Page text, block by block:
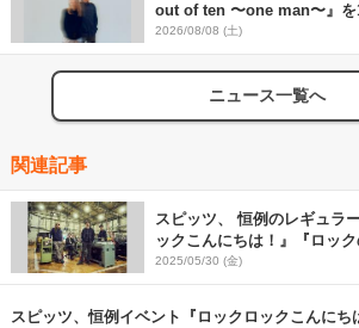
out of ten 〜one man〜』を
2026/08/08 (土)
ニュース一覧へ
関連記事
スピッツ、 恒例のレギュラ
ックこんにちは！』『ロッ
セット』9月に開催決定
2025/05/30 (金)
スピッツ、恒例イベント『ロックロックこんにち